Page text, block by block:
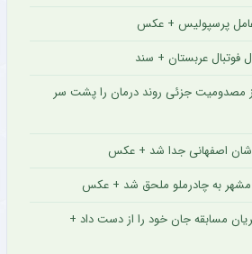
پرسپولیس + عکس
فوتبال عربستان + سند
مصدومیت جزئی روند درمان را پشت سر
اصفهانی جدا شد + عکس
به چادرملو ملحق شد + عکس
در جریان مسابقه جان خود را از دست داد +